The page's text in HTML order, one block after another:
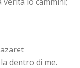
dentro di me.